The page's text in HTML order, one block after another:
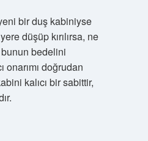
bir duş kabiniyse
düşüp kırılırsa, ne
bedelini
onarımı doğrudan
kalıcı bir sabittir,